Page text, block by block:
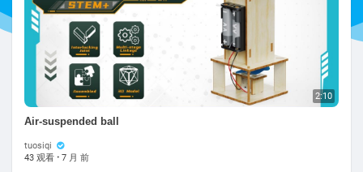
2:10
Air-suspended ball
tuosiqi
43 观看 · 7 月 前